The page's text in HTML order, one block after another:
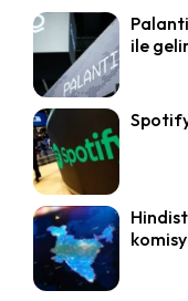
ile
Spotify